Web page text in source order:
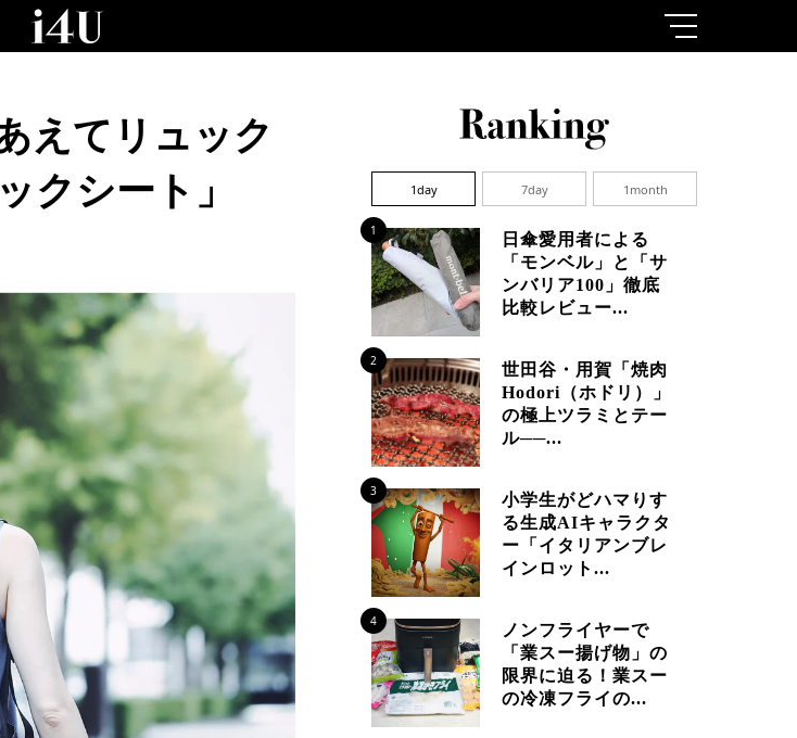
えてリュック
クシート」
1day 7day 1month
1
日傘愛用者による
「モンベル」と「サ
ンバリア100」徹底
比較レビュー...
2
世田谷・用賀「焼肉
Hodori（ホドリ）」
の極上ツラミとテー
ル──...
3
小学生がどハマりす
る生成AIキャラクタ
ー「イタリアンブレ
インロット...
4
ノンフライヤーで
「業スー揚げ物」の
限界に迫る！業スー
の冷凍フライの...